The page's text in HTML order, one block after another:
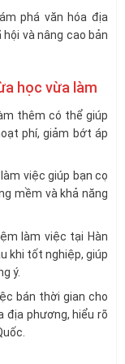
phá văn hóa địa
và nâng cao bản
học vừa làm
thêm có thể giúp
phí, giảm bớt áp
việc giúp bạn cọ
mềm và khả năng
làm việc tại Hàn
khi tốt nghiệp, giúp
ý.
bán thời gian cho
địa phương, hiểu rõ